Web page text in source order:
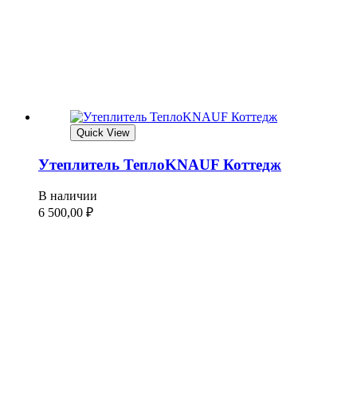
Quick View
Утеплитель ТеплоKNAUF Коттедж
В наличии
6 500,00 ₽